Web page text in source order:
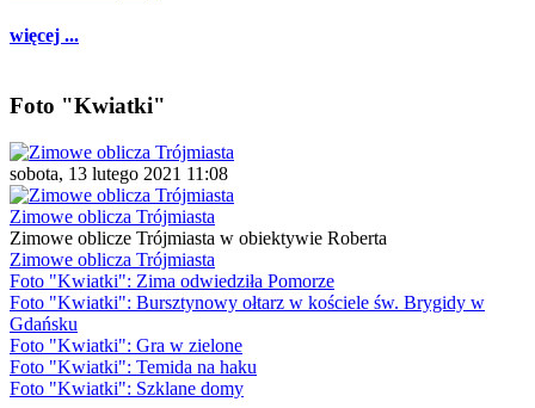
więcej ...
Foto "Kwiatki"
sobota, 13 lutego 2021 11:08
Zimowe oblicza Trójmiasta
Zimowe oblicze Trójmiasta w obiektywie Roberta
Zimowe oblicza Trójmiasta
Foto "Kwiatki": Zima odwiedziła Pomorze
Foto "Kwiatki": Bursztynowy ołtarz w kościele św. Brygidy w
Gdańsku
Foto "Kwiatki": Gra w zielone
Foto "Kwiatki": Temida na haku
Foto "Kwiatki": Szklane domy